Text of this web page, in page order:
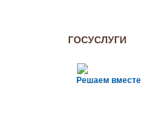
ГОСУСЛУГИ
Решаем вместе